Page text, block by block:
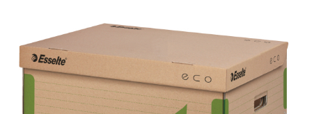
Birotica si papetarie
Hartie si articole din hartie
Bibliorafturi, caiete mecanice,
separatoare
Capsatoare, capse si perforatoare